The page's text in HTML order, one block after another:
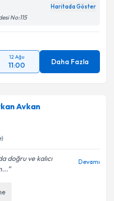
Haritada Göster
No:115
12 Ağu
11:00 Daha Fazla
Avkan
doğru ve kalıcı
Devamı